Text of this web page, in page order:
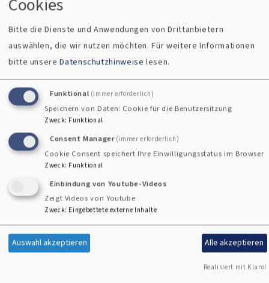
Evangelische Morgenfeier am 24. August
Judentums. Und sie verbindet beide Religionen, auch wenn’s
nicht immer danach aussieht. Und stattdessen Hass,
Verachtung, Vorurteile alles bestimmen. Gott mit ganzem
Herzen lieben, darum geht es, sagt Melitta Müller-Hansen
in der evangelischen Morgenfeier.
Evangelische
Morgenfeier
am
24.
August
Bitte die Dienste und Anwendungen von Drittanbietern
auswählen, die wir nutzen möchten.Für weitere Informationen
bitte unsereDatenschutzhinweise lesen.
Funktional (immer erforderlich)
Speichern von Daten: Cookie für die Benutzersitzung
Zweck: Funktional
Consent Manager (immer erforderlich)
Cookie Consent speichert Ihre Einwilligungsstatus im Browser
Zweck: Funktional
Einbindung von Youtube-Videos
Zeigt Videos von Youtube
Zweck: Eingebettete externe Inhalte
Auswahl akzeptieren Alle akzeptieren
Realisiert mit Klaro!